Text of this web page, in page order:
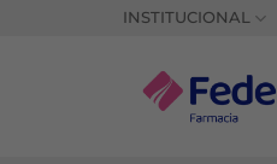
INSTITUCIONAL